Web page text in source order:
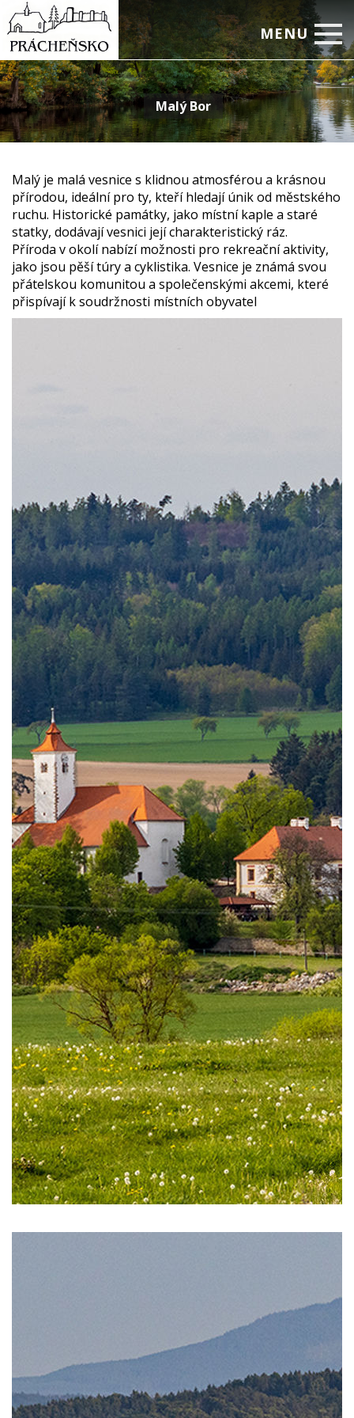
MENU
Úvod
Prácheň a Otava
Zajímavosti
Aktivity
Obce
Administrativa
Kontakty
Malý Bor
Malý je malá vesnice s klidnou atmosférou a krásnou
přírodou, ideální pro ty, kteří hledají únik od městského
ruchu. Historické památky, jako místní kaple a staré
statky, dodávají vesnici její charakteristický ráz.
Příroda v okolí nabízí možnosti pro rekreační aktivity,
jako jsou pěší túry a cyklistika. Vesnice je známá svou
přátelskou komunitou a společenskými akcemi, které
přispívají k soudržnosti místních obyvatel